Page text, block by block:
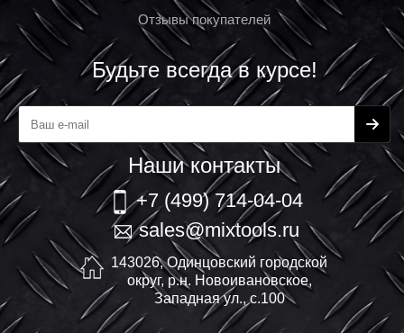
Отзывы покупателей
Будьте всегда в курсе!
Наши контакты
+7 (499) 714-04-04
sales@mixtools.ru
143026, Одинцовский городской
округ, р.н. Новоивановское,
Западная ул., с.100